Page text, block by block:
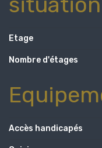
Etage
Nombre d'étages
Accès handicapés